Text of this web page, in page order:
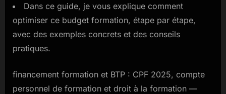
Dans ce guide, je vous explique comment
optimiser ce budget formation, étape par étape,
avec des exemples concrets et des conseils
pratiques.
financement formation et BTP : CPF 2025, compte
personnel de formation et droit à la formation —